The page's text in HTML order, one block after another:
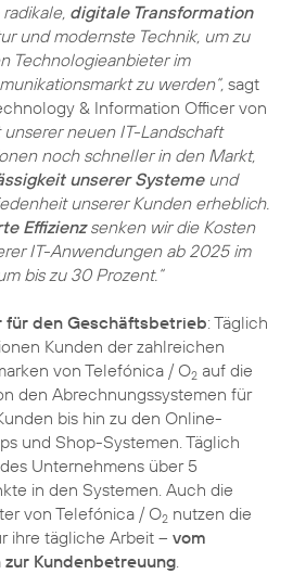
digitale Transformation
und modernste Technik, um zu
Technologieanbieter im
zu werden“, sagt
& Information Officer von
unserer neuen IT-Landschaft
noch schneller in den Markt,
unserer Systemeund
unserer Kunden erheblich.
Effizienzsenken wir die Kosten
IT-Anwendungen ab 2025 im
bis zu 30 Prozent.“
für den Geschäftsbetrieb: Täglich
Kunden der zahlreichen
von Telefónica / O2 auf die
den Abrechnungssystemen für
bis hin zu den Online-
und Shop-Systemen. Täglich
Unternehmens über 5
in den Systemen. Auch die
von Telefónica / O2 nutzen die
ihre tägliche Arbeit – vom
Kundenbetreuung.